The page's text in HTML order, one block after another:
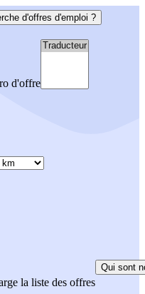
d'offres d'emploi ?
d'offre
la liste des offres
Qui sont